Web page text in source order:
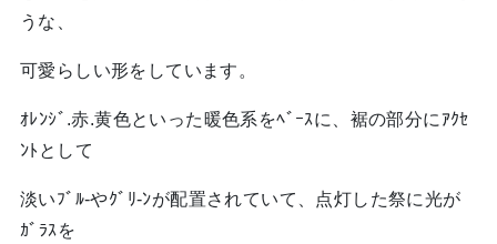
うな、
可愛らしい形をしています。
ｵﾚﾝｼﾞ.赤.黄色といった暖色系をﾍﾞｰｽに、裾の部分にｱｸｾ
ﾝﾄとして
淡いﾌﾞﾙ-やｸﾞﾘ-ﾝが配置されていて、点灯した祭に光が
ｶﾞﾗｽを